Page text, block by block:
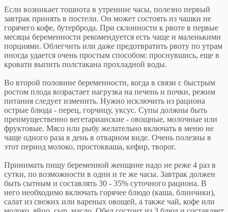
Если возникает тошнота в утренние часы, полезно первый
завтрак принять в постели. Он может состоять из чашки не
горячего кофе, бутерброда. При склонности к рвоте в первые
месяцы беременности рекомендуется есть чаще и маленькими
порциями. Облегчить или даже предотвратить рвоту по утрам
иногда удается очень простым способом: проснувшись, еще в
кровати выпить полстакана прохладной воды.
Во второй половине беременности, когда в связи с быстрым
ростом плода возрастает нагрузка на печень и почки, режим
питания следует изменить. Нужно исключить из рациона
острые блюда - перец, горчицу, уксус. Супы должны быть
преимущественно вегетарианские - овощные, молочные или
фруктовые. Мясо или рыбу желательно включать в меню не
чаще одного раза в день в отварном виде. Очень полезны в
этот период молоко, простокваша, кефир, творог.
Принимать пищу беременной женщине надо не реже 4 раз в
сутки, по возможности в одни и те же часы. Завтрак должен
быть сытным и составлять 30 - 35% суточного рациона. В
него необходимо включать горячее блюдо (каша, блинчики),
салат из свежих или вареных овощей, а также чай, кофе или